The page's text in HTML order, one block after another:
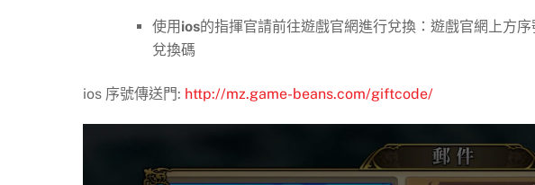
使用 ios的指揮官請前往遊戲官網進行兌換：遊戲官網上方
兌換碼
ios 序號傳送門: http://mz.game-beans.com/giftcode/